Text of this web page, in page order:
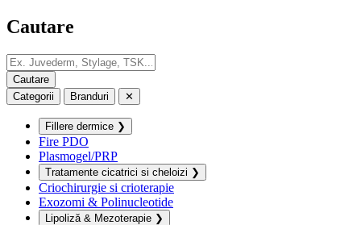
Cautare
Categorii Branduri ✕
Fillere dermice ❯
Fire PDO
Plasmogel/PRP
Tratamente cicatrici si cheloizi ❯
Criochirurgie si crioterapie
Exozomi & Polinucleotide
Lipoliză & Mezoterapie ❯